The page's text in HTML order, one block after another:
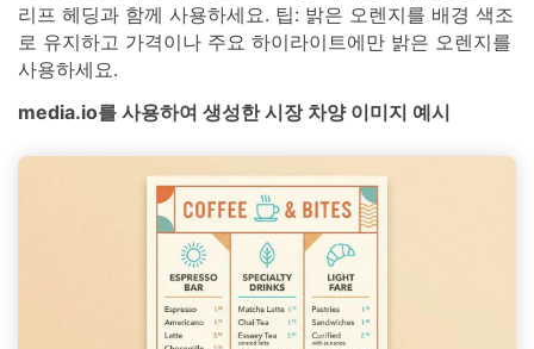
리프 헤딩과 함께 사용하세요. 팁: 밝은 오렌지를 배경 색조
로 유지하고 가격이나 주요 하이라이트에만 밝은 오렌지를
사용하세요.
media.io를 사용하여 생성한 시장 차양 이미지 예시